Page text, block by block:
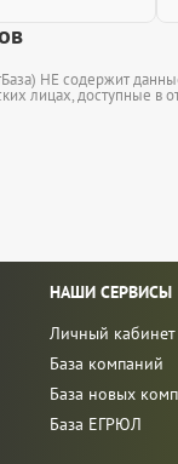
НЕ содержит
лицах, доступные в
НАШИ СЕРВИСЫ
Личный кабинет
База компаний
База новых
База ЕГРЮЛ